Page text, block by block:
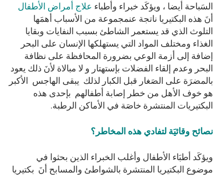
السَباحة أيضا ، ويؤكَد خبراء وأطباء علاج أمراض الأطفال
أنَ هذه البكتيريا ناتجة عنمجموعة من الأسباب أهمَها
التلوث الذي قد يستعمر الشاطئ بسبب النفايات وبقايا
الغذاء ومختلف المواد التي يستهلكها الإنسان على البحر
إضافة إلى أزمة الوعي بضرورة المحافظة على نظافة
البحر وعدم إلقاء الفضلات بإستهتار و لا مبالاة لأنَ ذلك يعود
بالمضرَة على الصَغار قبل الكبار لذلك يبقى الهاجس الأكبر
هو خوف الأهل من خطر إصابة أطفالهم بإحدى هذه
البكتيريات المنتشرة خاصَة في الأماكن الرطبة.
نصائح وقائيَة لتفادي هذه المخاطر؟
ويؤكَد أطبَاء الأطفال وأغلب الخبراء الذين بحثوا في
موضوع البكتيريا المنتشرة بالشواطئ والمسابح أنَ بكتيريا